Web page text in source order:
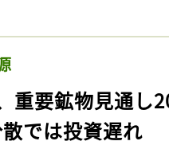
重要鉱物見通
では投資遅れ